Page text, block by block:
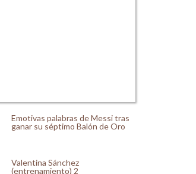
Emotivas palabras de Messi tras
ganar su séptimo Balón de Oro
Valentina Sánchez
(entrenamiento) 2